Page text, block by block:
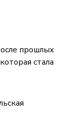
прошлых
стала